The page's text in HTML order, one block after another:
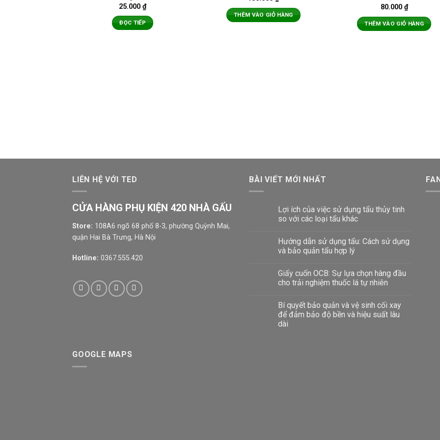
25.000₫
ĐỌC TIẾP
THÊM VÀO GIỎ HÀNG
80.000 ₫
THÊM VÀO GIỎ HÀNG
LIÊN HỆ VỚI TED
CỬA HÀNG PHỤ KIỆN 420 NHÀ GẤU
Store: 108A6 ngõ 68 phố 8-3, phường Quỳnh Mai,
quận Hai Bà Trưng, Hà Nội
Hotline: 0367.555.420
BÀI VIẾT MỚI NHẤT
Lợi ích của việc sử dụng tẩu thủy tinh
so với các loại tẩu khác
Hướng dẫn sử dụng tẩu: Cách sử dụng
và bảo quản tẩu hợp lý
Giấy cuốn OCB: Sự lựa chọn hàng đầu
cho trải nghiệm thuốc lá tự nhiên
Bí quyết bảo quản và vệ sinh cối xay
để đảm bảo độ bền và hiệu suất lâu
dài
GOOGLE MAPS